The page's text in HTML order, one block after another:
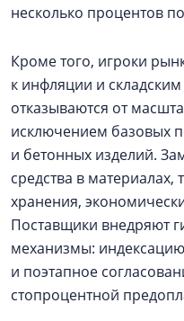
несколько процентов
Кроме того, игроки
к инфляции и
отказываются от
исключением базовых
и бетонных изделий.
средства в
хранения,
Поставщики внедряют
механизмы:
и поэтапное
стопроцентной